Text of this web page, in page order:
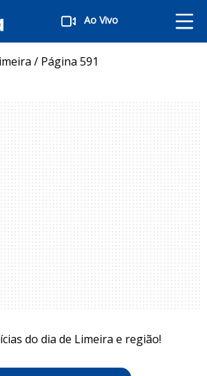
Ao Vivo
/ Página 591
do dia de Limeira e região!